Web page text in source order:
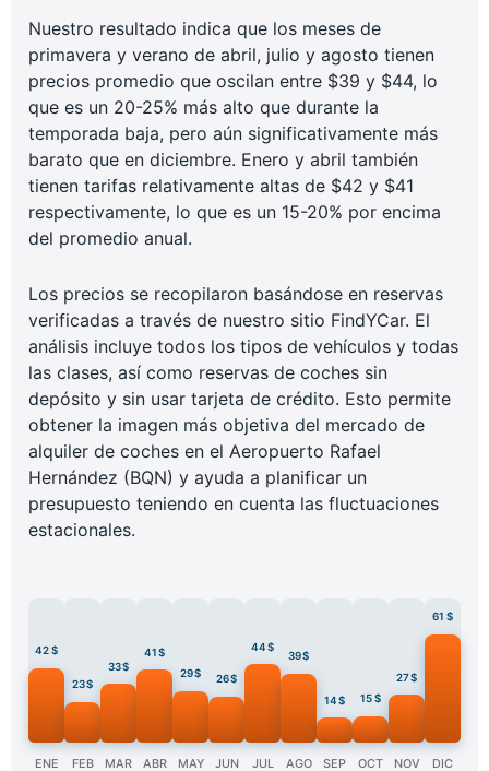
Nuestro resultado indica que los meses de
primavera y verano de abril, julio y agosto tienen
precios promedio que oscilan entre $39 y $44, lo
que es un 20-25% más alto que durante la
temporada baja, pero aún significativamente más
barato que en diciembre. Enero y abril también
tienen tarifas relativamente altas de $42 y $41
respectivamente, lo que es un 15-20% por encima
del promedio anual.
Los precios se recopilaron basándose en reservas
verificadas a través de nuestro sitio FindYCar. El
análisis incluye todos los tipos de vehículos y todas
las clases, así como reservas de coches sin
depósito y sin usar tarjeta de crédito. Esto permite
obtener la imagen más objetiva del mercado de
alquiler de coches en el Aeropuerto Rafael
Hernández (BQN) y ayuda a planificar un
presupuesto teniendo en cuenta las fluctuaciones
estacionales.
42 $
ENE
23 $
FEB
33 $
MAR
41 $
ABR
29 $
MAY
26 $
JUN
44 $
JUL
39 $
AGO
14 $
SEP
15 $
OCT
27 $
NOV
61 $
DIC